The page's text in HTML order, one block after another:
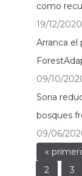
como
19/12/2020
Arranca el
09/10/
Soria
bosques
09/06/
«
2
3